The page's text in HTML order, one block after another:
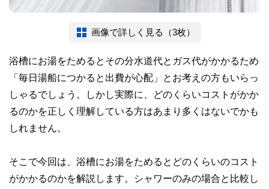
画像で詳しく見る（3枚）
浴槽にお湯をためるとその分水道代とガス代がかかるため
「毎日湯船につかると出費が心配」とお考えの方もいらっ
しゃるでしょう。しかし実際に、どのくらいコストがかか
るのかを正しく理解している方はあまり多くはないでかも
しれません。
そこで今回は、浴槽にお湯をためるとどのくらいのコスト
がかかるのかを解説します。シャワーのみの場合と比較し